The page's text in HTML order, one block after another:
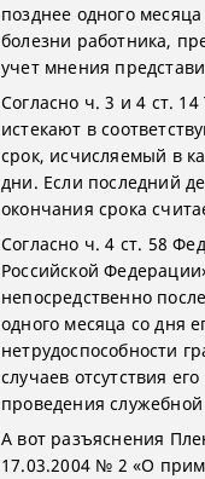
позднее одного
болезни работника,
учет мнения
Согласно ч. 3 и 4 ст.
истекают в
срок, исчисляемый в
дни. Если последний
окончания срока
Согласно ч. 4 ст. 58
Российской
непосредственно
одного месяца со дня
нетрудоспособности
случаев отсутствия
проведения
А вот разъяснения
17.03.2004 № 2 «О